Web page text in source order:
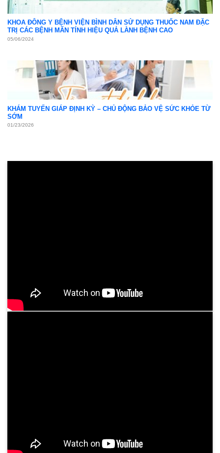
KHOA ĐÔNG Y BỆNH VIỆN BÌNH DÂN SỬ DỤNG THUỐC NAM ĐẶC
TRỊ CÁC BỆNH MÃN TÍNH HIỆU QUẢ LÀNH BỆNH CAO
05/06/2024
KHÁM TUYẾN GIÁP ĐỊNH KỲ – CHỦ ĐỘNG BẢO VỆ SỨC KHỎE TỪ
SỚM
01/23/2026